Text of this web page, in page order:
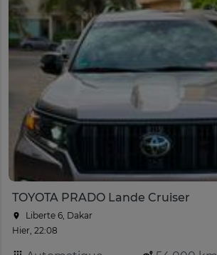
TOYOTA PRADO Lande Cruiser
Liberte 6, Dakar
Hier, 22:08